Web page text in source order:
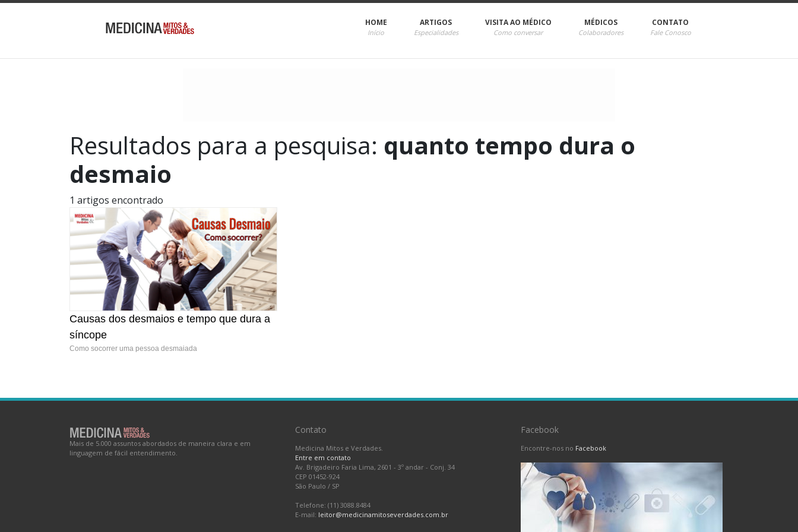
HOME
Início
ARTIGOS
Especialidades
VISITA AO MÉDICO
Como conversar
MÉDICOS
Colaboradores
CONTATO
Fale Conosco
Resultados para a pesquisa: quanto tempo dura o
desmaio
1 artigos encontrado
Causas dos desmaios e tempo que dura a
síncope
Causas dos desmaios e tempo que dura a
síncope
Como socorrer uma pessoa desmaiada
Mais de 5.000 assuntos abordados de maneira clara e em
linguagem de fácil entendimento.
Contato
Medicina Mitos e Verdades.
Entre em contato
Av. Brigadeiro Faria Lima, 2601 - 3º andar - Conj. 34
CEP 01452-924
São Paulo / SP
Telefone: (11) 3088.8484
E-mail: leitor@medicinamitoseverdades.com.br
Facebook
Encontre-nos no Facebook